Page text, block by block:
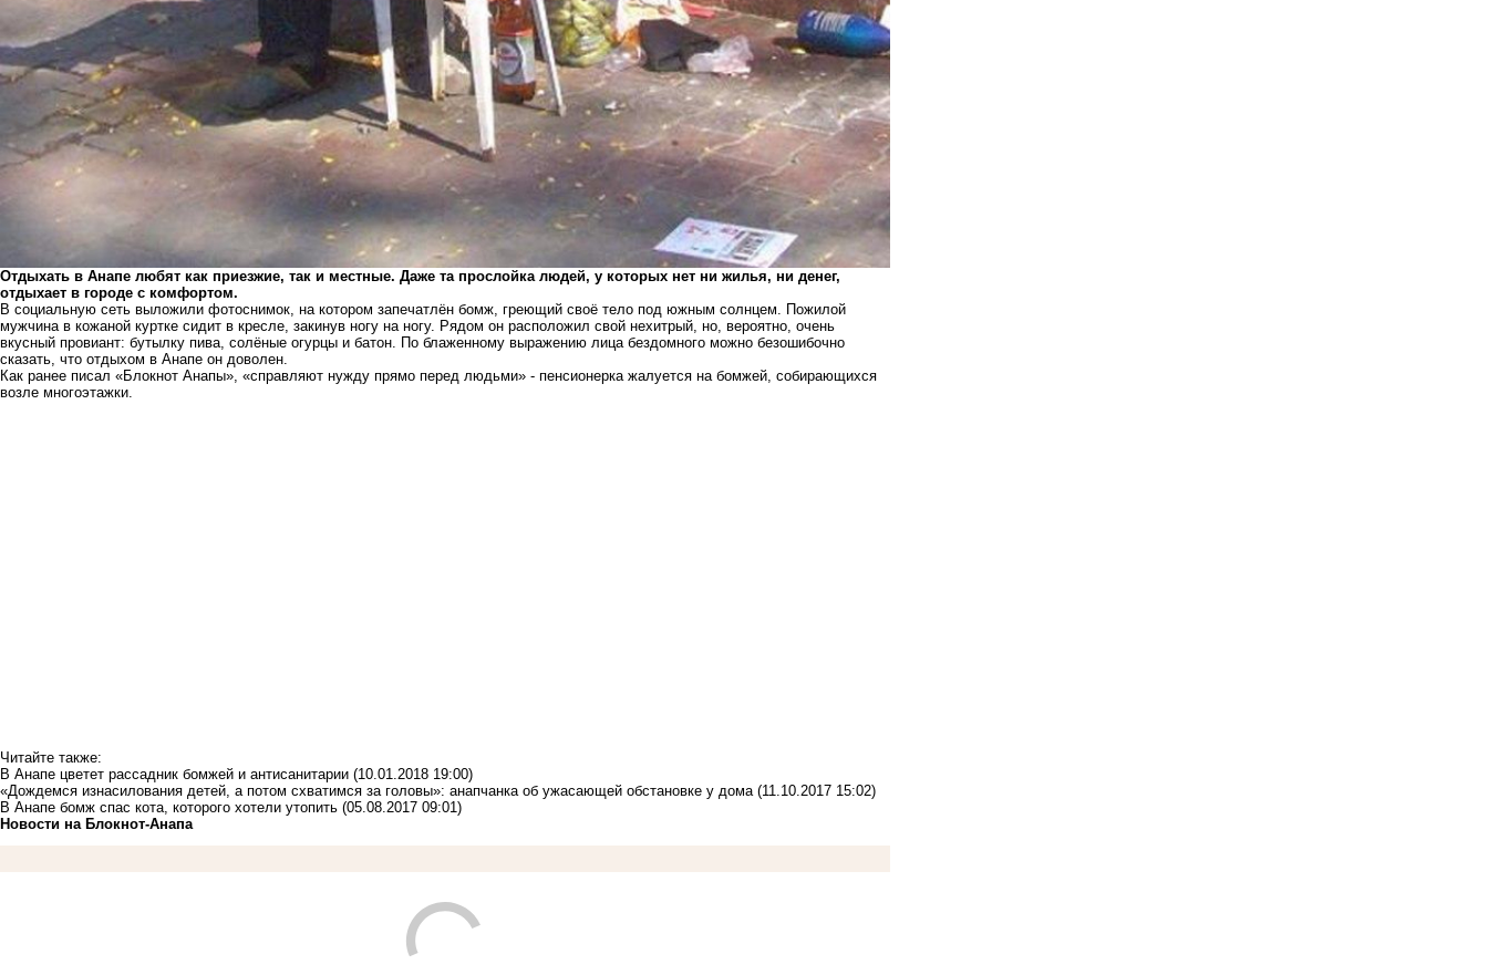
Отдыхать в Анапе любят как приезжие, так и местные. Даже та прослойка людей, у которых нет ни жилья, ни денег,
отдыхает в городе с комфортом.
В социальную сеть выложили фотоснимок, на котором запечатлён бомж, греющий своё тело под южным солнцем. Пожилой
мужчина в кожаной куртке сидит в кресле, закинув ногу на ногу. Рядом он расположил свой нехитрый, но, вероятно, очень
вкусный провиант: бутылку пива, солёные огурцы и батон. По блаженному выражению лица бездомного можно безошибочно
сказать, что отдыхом в Анапе он доволен.
Как ранее писал «Блокнот Анапы», «справляют нужду прямо перед людьми» - пенсионерка жалуется на бомжей, собирающихся
возле многоэтажки.
Читайте также:
В Анапе цветет рассадник бомжей и антисанитарии (10.01.2018 19:00)
«Дождемся изнасилования детей, а потом схватимся за головы»: анапчанка об ужасающей обстановке у дома (11.10.2017 15:02)
В Анапе бомж спас кота, которого хотели утопить (05.08.2017 09:01)
Новости на Блoкнoт-Анапа